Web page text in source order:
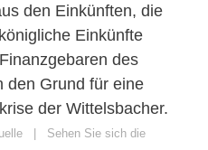
den Einkünften, die
Einkünfte
des
den Grund für eine
der Wittelsbacher.
| Sehen Sie sich die